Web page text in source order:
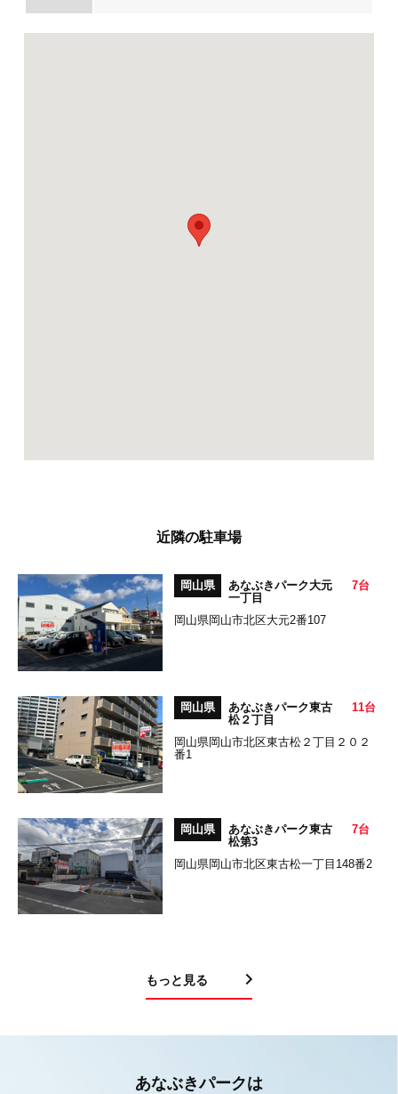
近隣の駐車場
岡山県
あなぶきパーク大元
一丁目
7台
岡山県岡山市北区大元2番107
岡山県
あなぶきパーク東古
松２丁目
11台
岡山県岡山市北区東古松２丁目２０２
番1
岡山県
あなぶきパーク東古
松第3
7台
岡山県岡山市北区東古松一丁目148番2
もっと見る
あなぶきパークは